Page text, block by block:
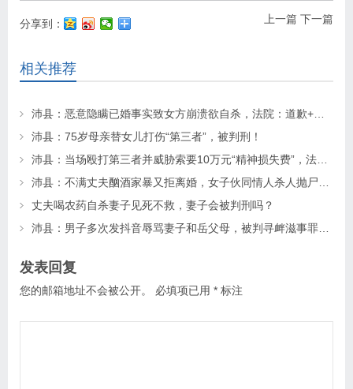
上一篇 下一篇
分享到：
相关推荐
沛县：75岁母亲替女儿打伤“第三者”，被判刑！
丈夫喝农药自杀妻子见死不救，妻子会被判刑吗？
发表回复
您的邮箱地址不会被公开。 必填项已用 * 标注